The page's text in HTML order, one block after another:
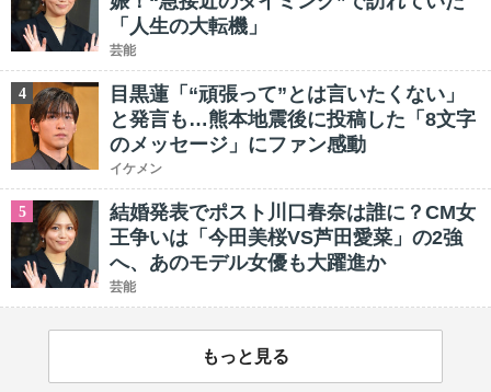
「人生の大転機」
芸能
4
目黒蓮「“頑張って”とは言いたくない」
と発言も…熊本地震後に投稿した「8文字
のメッセージ」にファン感動
イケメン
5
結婚発表でポスト川口春奈は誰に？CM女
王争いは「今田美桜VS芦田愛菜」の2強
へ、あのモデル女優も大躍進か
芸能
もっと見る